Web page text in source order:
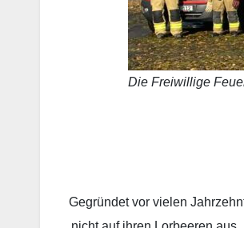
Die Freiwillige
Gegründet vor vielen